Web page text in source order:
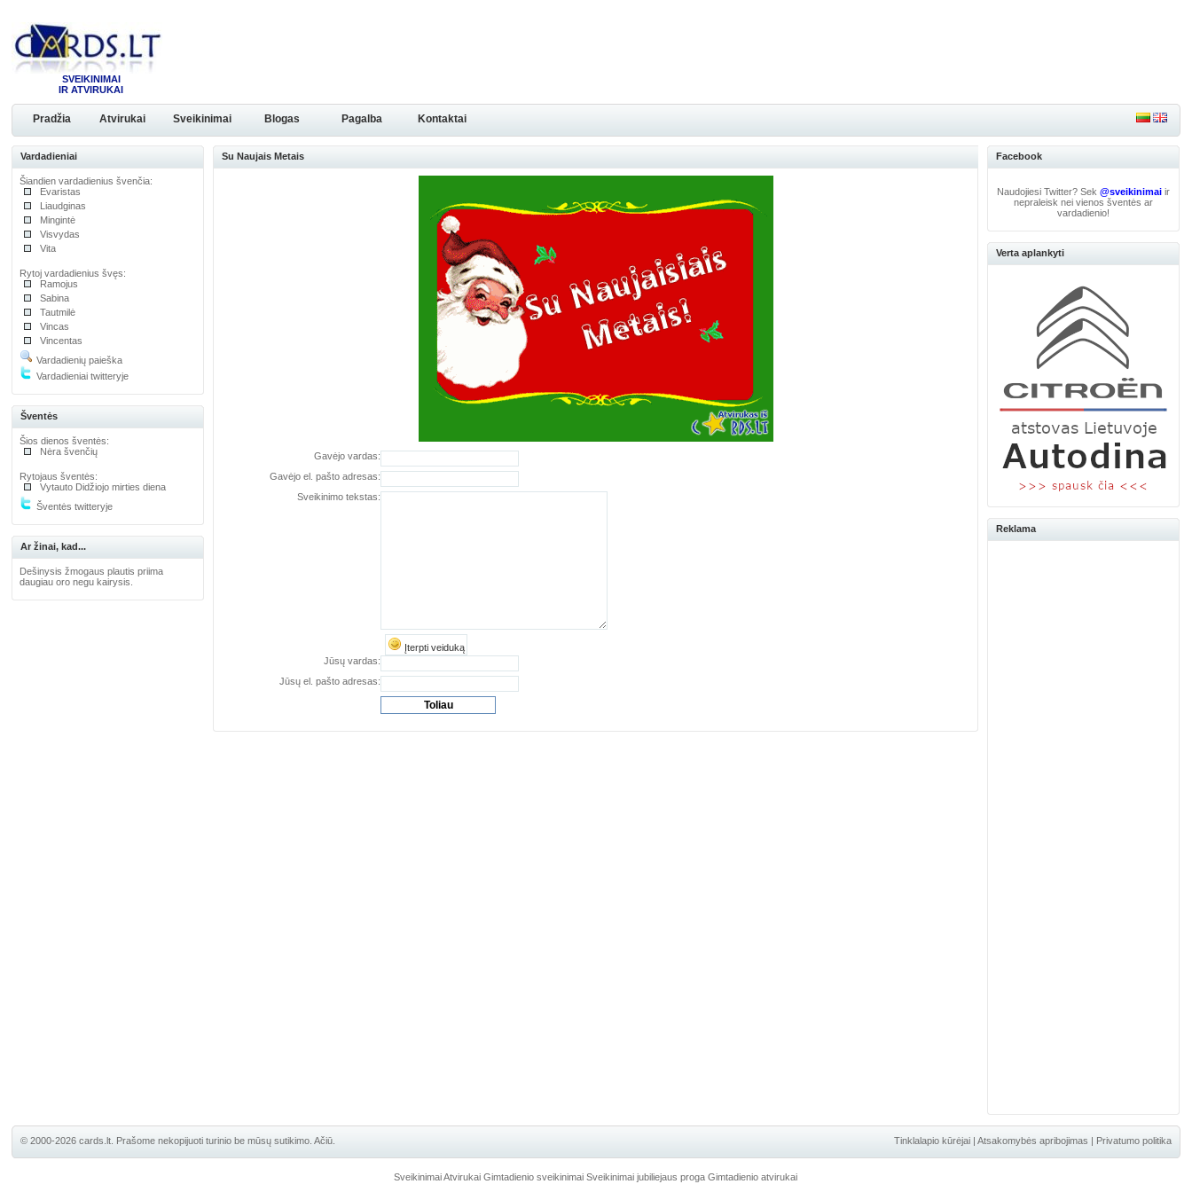
SVEIKINIMAI
IR ATVIRUKAI
Pradžia Atvirukai Sveikinimai Blogas Pagalba Kontaktai
Vardadieniai
Šiandien vardadienius švenčia:
Evaristas
Liaudginas
Mingintė
Visvydas
Vita
Rytoj vardadienius švęs:
Ramojus
Sabina
Tautmilė
Vincas
Vincentas
Vardadienių paieška
Vardadieniai twitteryje
Šventės
Šios dienos šventės:
Nėra švenčių
Rytojaus šventės:
Vytauto Didžiojo mirties diena
Šventės twitteryje
Ar žinai, kad...
Dešinysis žmogaus plautis priima
daugiau oro negu kairysis.
Su Naujais Metais
Gavėjo vardas:
Gavėjo el. pašto adresas:
Sveikinimo tekstas:
Įterpti veiduką
Jūsų vardas:
Jūsų el. pašto adresas:
Facebook
Naudojiesi Twitter? Sek@sveikinimai ir
nepraleisk nei vienos šventės ar
vardadienio!
Verta aplankyti
Reklama
Tinklalapio kūrėjai| Atsakomybės apribojimas | Privatumo politika
© 2000-2026 cards.lt. Prašome nekopijuoti turinio be mūsų sutikimo. Ačiū.
Sveikinimai Atvirukai Gimtadienio sveikinimai Sveikinimai jubiliejaus proga Gimtadienio atvirukai